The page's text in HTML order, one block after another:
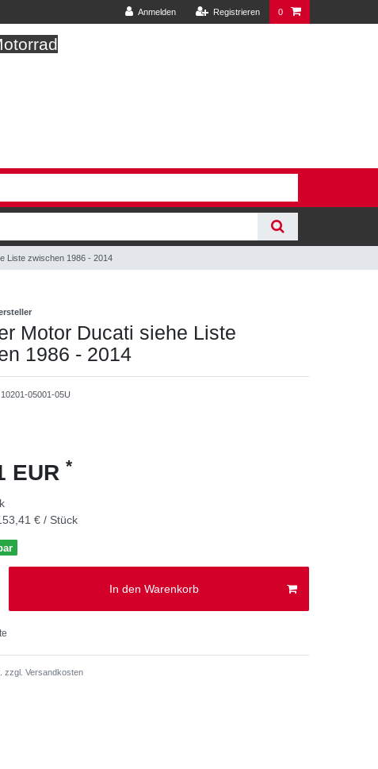
Anmelden Registrieren 0
Liste zwischen 1986 - 2014
Motor Ducati siehe Liste
1986 - 2014
10201-05001-05U
EUR *
€ / Stück
In den Warenkorb
zzgl. Versandkosten